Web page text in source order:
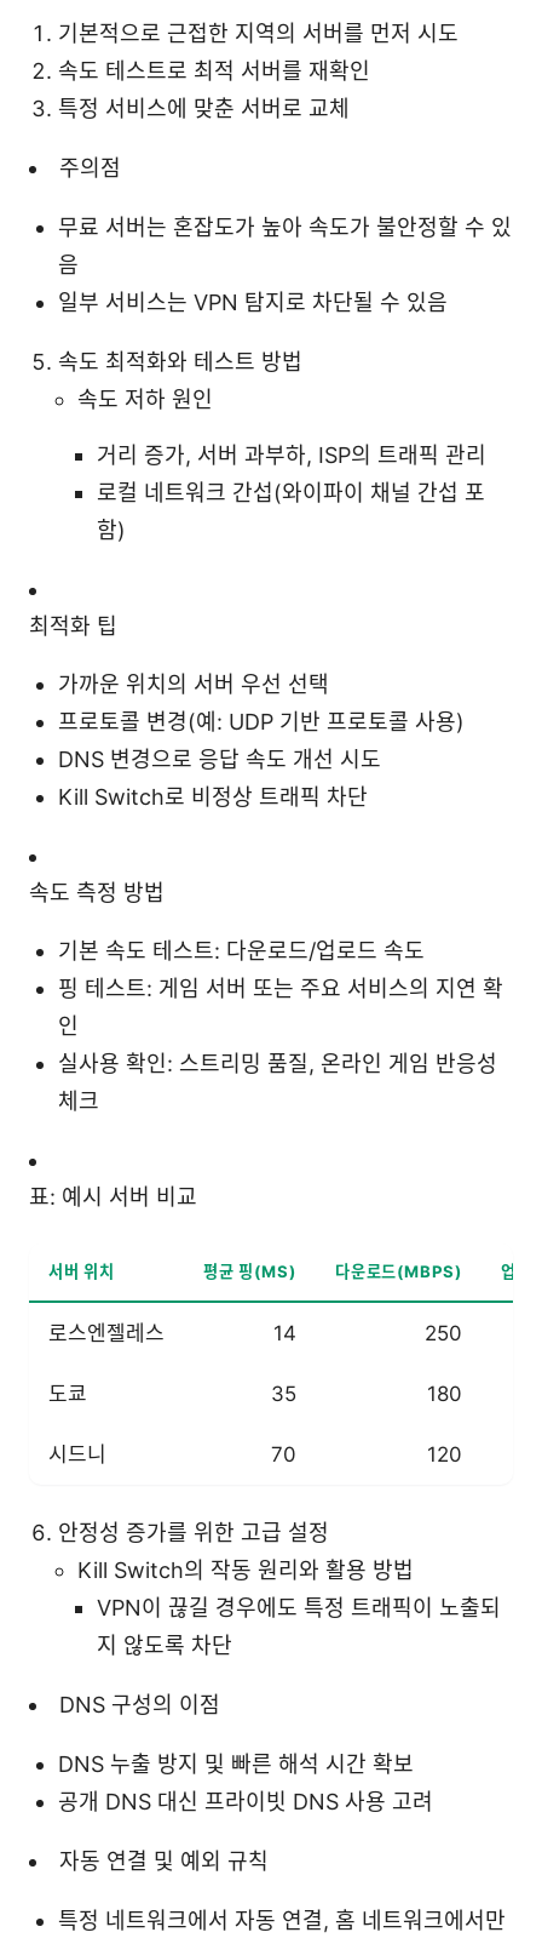
기본적으로 근접한 지역의 서버를 먼저 시도
속도 테스트로 최적 서버를 재확인
특정 서비스에 맞춘 서버로 교체
주의점
무료 서버는 혼잡도가 높아 속도가 불안정할 수 있
음
일부 서비스는 VPN 탐지로 차단될 수 있음
속도 최적화와 테스트 방법
속도 저하 원인
거리 증가, 서버 과부하, ISP의 트래픽 관리
로컬 네트워크 간섭(와이파이 채널 간섭 포
함)
최적화 팁
가까운 위치의 서버 우선 선택
프로토콜 변경(예: UDP 기반 프로토콜 사용)
DNS 변경으로 응답 속도 개선 시도
Kill Switch로 비정상 트래픽 차단
속도 측정 방법
기본 속도 테스트: 다운로드/업로드 속도
핑 테스트: 게임 서버 또는 주요 서비스의 지연 확
인
실사용 확인: 스트리밍 품질, 온라인 게임 반응성
체크
표: 예시 서버 비교
서버 위치 평균 핑(MS) 다운로드(MBPS) 업로
로스엔젤레스 14 250
도쿄 35 180
시드니 70 120
안정성 증가를 위한 고급 설정
Kill Switch의 작동 원리와 활용 방법
VPN이 끊길 경우에도 특정 트래픽이 노출되
지 않도록 차단
DNS 구성의 이점
DNS 누출 방지 및 빠른 해석 시간 확보
공개 DNS 대신 프라이빗 DNS 사용 고려
자동 연결 및 예외 규칙
특정 네트워크에서 자동 연결, 홈 네트워크에서만